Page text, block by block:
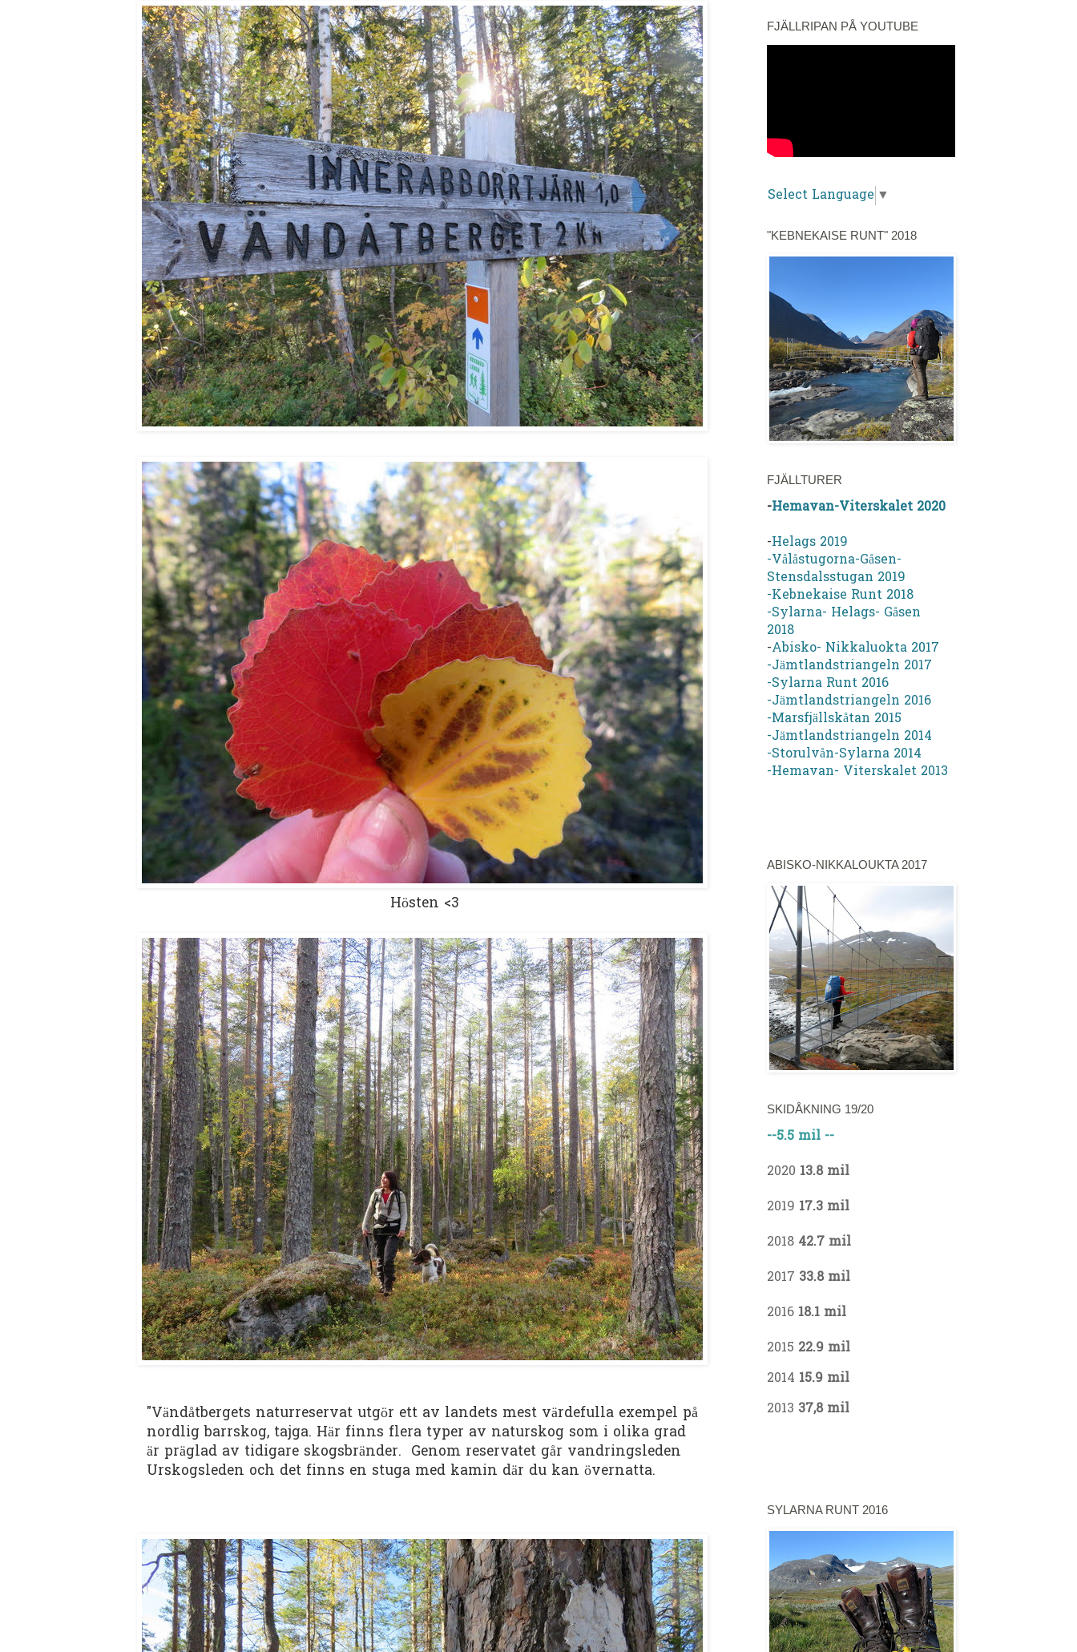
Hösten <3
"Vändåtbergets naturreservat utgör ett av landets mest värdefulla exempel på
nordlig barrskog, tajga. Här finns flera typer av naturskog som i olika grad
är präglad av tidigare skogsbränder. Genom reservatet går vandringsleden
Urskogsleden och det finns en stuga med kamin där du kan övernatta.
FJÄLLRIPAN PÅ YOUTUBE
Select Language ▼
"KEBNEKAISE RUNT" 2018
FJÄLLTURER
-Hemavan-Viterskalet 2020
-Helags 2019
-Vålåstugorna-Gåsen-
Stensdalsstugan 2019
-Kebnekaise Runt 2018
-Sylarna- Helags- Gåsen
2018
-Abisko- Nikkaluokta 2017
-Jämtlandstriangeln 2017
-Sylarna Runt 2016
-Jämtlandstriangeln 2016
-Marsfjällskåtan 2015
-Jämtlandstriangeln 2014
-Storulvån-Sylarna 2014
-Hemavan- Viterskalet 2013
ABISKO-NIKKALOUKTA 2017
SKIDÅKNING 19/20
--5.5 mil --
2020 13.8 mil
2019 17.3 mil
2018 42.7 mil
2017 33.8 mil
2016 18.1 mil
2015 22.9 mil
2014 15.9 mil
2013 37,8 mil
SYLARNA RUNT 2016